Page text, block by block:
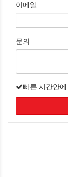
이메일
문의
빠른 시간안